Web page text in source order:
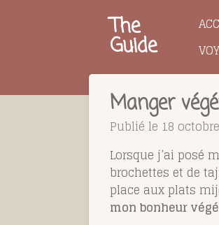
The
Guide
Manger
Publié le 18
Lorsque j’ai posé
brochettes et de
place aux plats
mon bonheur